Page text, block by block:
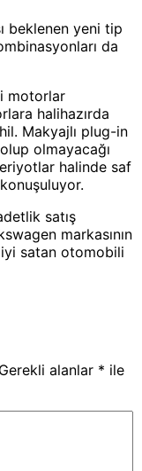
beklenen yeni tip
da
motorlar
halihazırda
Makyajlı plug-in
olmayacağı
halinde saf
satış
markasının
satan otomobili
Gerekli alanlar * ile